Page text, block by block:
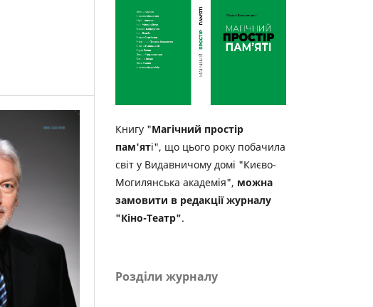
Книгу "Магічний простір
пам'яті", що цього року побачила
світ у Видавничому домі "Києво-
Могилянська академія", можна
замовити в редакції журналу
"Кіно-Театр".
Розділи журналу